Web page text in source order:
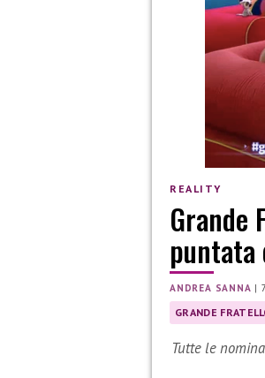
REALITY
Grande
puntata
ANDREA SANNA |
GRANDE
Tutte le